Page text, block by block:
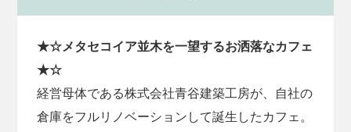
★☆メタセコイア並木を一望するお洒落なカフェ
★☆
経営母体である株式会社青谷建築工房が、自社の
倉庫をフルリノベーションして誕生したカフェ。